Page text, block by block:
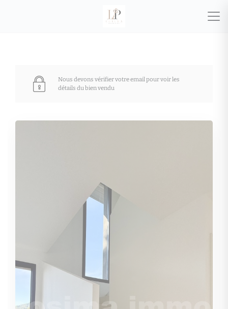
Nous devons vérifier votre email pour voir les
détails du bien vendu